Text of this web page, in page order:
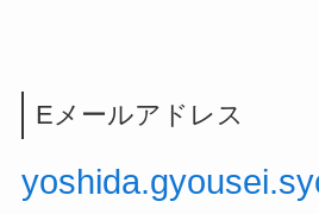
Eメールアドレス